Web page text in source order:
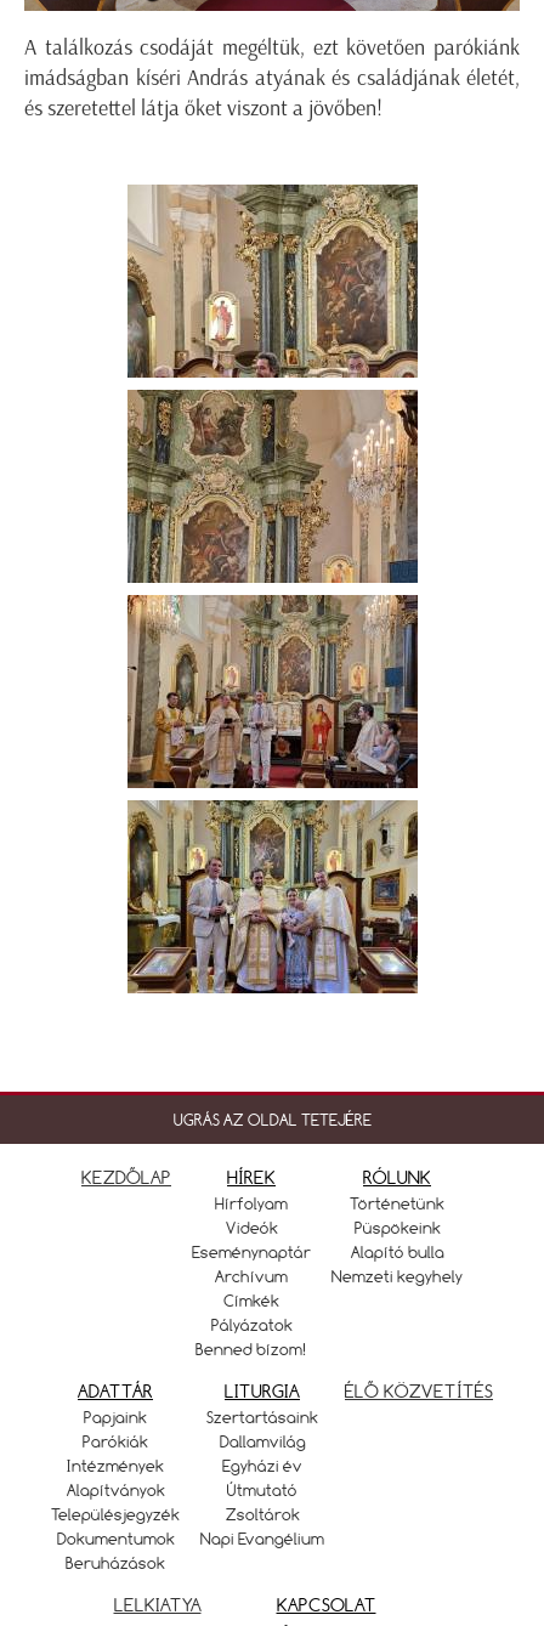
A találkozás csodáját megéltük, ezt követően parókiánk
imádságban kíséri András atyának és családjának életét,
és szeretettel látja őket viszont a jövőben!
UGRÁS AZ OLDAL TETEJÉRE
KEZDŐLAP HÍREK
Hírfolyam
Videók
Eseménynaptár
Archívum
Címkék
Pályázatok
Benned bízom!
RÓLUNK
Történetünk
Püspökeink
Alapító bulla
Nemzeti kegyhely
ADATTÁR
Papjaink
Parókiák
Intézmények
Alapítványok
Településjegyzék
Dokumentumok
Beruházások
LITURGIA
Szertartásaink
Dallamvilág
Egyházi év
Útmutató
Zsoltárok
Napi Evangélium
ÉLŐ KÖZVETÍTÉS
LELKIATYA KAPCSOLAT